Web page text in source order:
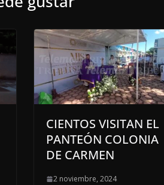
CIENTOS VISITAN EL
PANTEÓN COLONIA
DE CARMEN
2 noviembre, 2024